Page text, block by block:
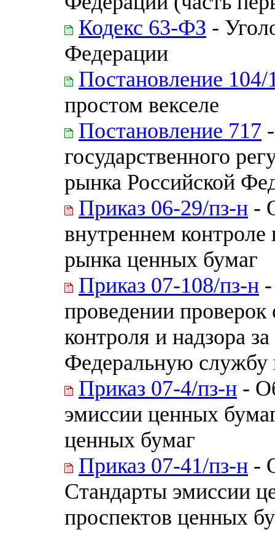
Кодекс 63-ФЗ -
Федерации
Постановление 104/
простом векселе
Постановление 717
государственного
рынка Российской
Приказ 06-29/пз-н -
внутреннем контроле
рынка ценных бумаг
Приказ 07-108/пз-н
проведении
контроля и надзора
Федеральную
Приказ 07-4/пз-н -
эмиссии ценных
ценных бумаг
Приказ 07-41/пз-н -
Стандарты эмиссии
проспектов ценных